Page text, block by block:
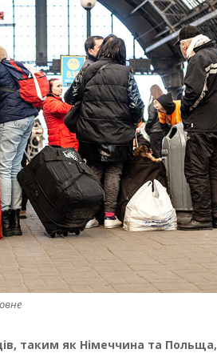
таким як Німеччина та Польща,